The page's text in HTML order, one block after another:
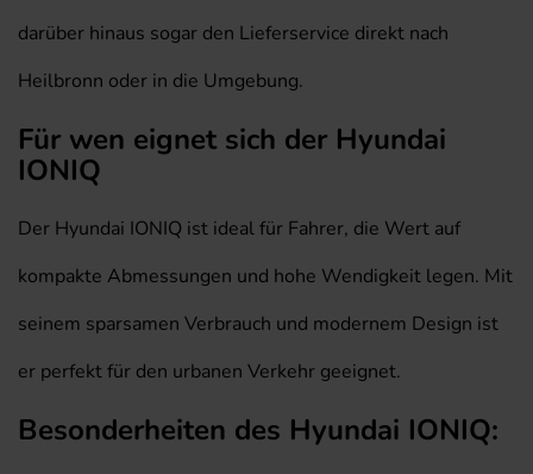
darüber hinaus sogar den Lieferservice direkt nach
Heilbronn oder in die Umgebung.
Für wen eignet sich der Hyundai
IONIQ
Der Hyundai IONIQ ist ideal für Fahrer, die Wert auf
kompakte Abmessungen und hohe Wendigkeit legen. Mit
seinem sparsamen Verbrauch und modernem Design ist
er perfekt für den urbanen Verkehr geeignet.
Besonderheiten des Hyundai IONIQ: